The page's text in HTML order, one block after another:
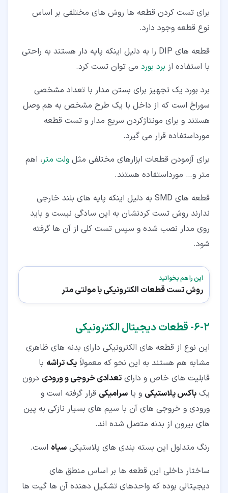
برای تست کردن قطعه ها روش های مختلفی بر اساس
نوع قطعه وجود دارد.
قطعه های DIP را به دلیل اینکه پایه دار هستند به راحتی
با استفاده از برد بورد می توان تست کرد.
برد بورد یک تجهیز برای بستن مدار با تعداد مشخصی
سوراخ است که از داخل با یک طرح مشخص به هم وصل
هستند و برای مونتاژکردن سریع مدار و تست قطعه
مورداستفاده قرار می گیرد.
برای آزمودن قطعات ابزارهای مختلفی مثل ولت متر، اهم
متر و… مورداستفاده هستند.
قطعه های SMD به دلیل اینکه پایه های بلند خارجی
ندارند روش تست کردنشان به این سادگی نیست و باید
روی مدار نصب شده و سپس تست کلی از آن ها گرفته
شود.
این را هم بخوانید
روش تست قطعات الکترونیکی با مولتی متر
۲‏-‏۶‏- قطعات دیجیتال الکترونیکی
این نوع از قطعه های الکترونیکی دارای بدنه های ظاهری
مشابه هم هستند به این نحو که معمولاً یک تراشه با
قابلیت های خاص و دارای تعدادی خروجی و ورودی درون
یک باکس پلاستیکی و یا سرامیکی قرار گرفته است و
ورودی و خروجی های آن با سیم های بسیار نازکی به پین
های بیرون از بدنه متصل شده اند.
رنگ متداول این بسته بندی های پلاستیکی سیاه است.
ساختار داخلی این قطعه ها بر اساس منطق های
دیجیتالی بوده که واحدهای تشکیل دهنده آن ها گیت ها